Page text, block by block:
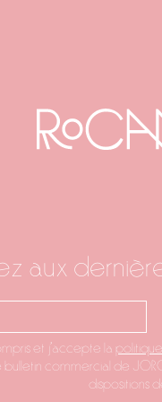
aux
et j'accepte la
commercial de
dispositions